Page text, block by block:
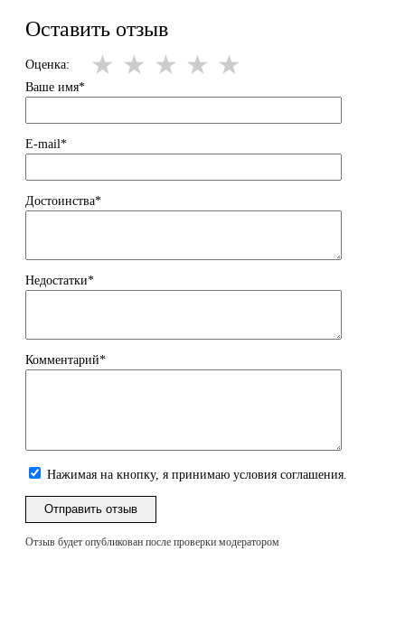
Оставить отзыв
Оценка:
Ваше имя*
E-mail*
Достоинства*
Недостатки*
Комментарий*
Нажимая на кнопку, я принимаю условия соглашения.
Отзыв будет опубликован после проверки модератором